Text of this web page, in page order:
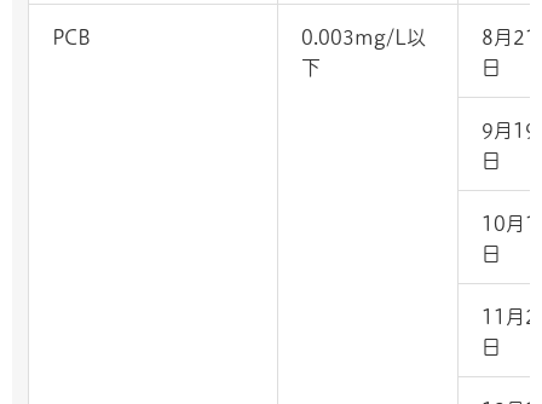
PCB
0.003mg/L以
下
8月21
日
9月19
日
10月
日
11月
日